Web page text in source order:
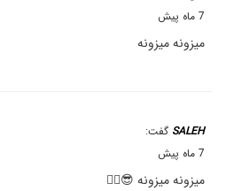
7 ماه پیش
میزونه میزونه
SALEH گفت:
7 ماه پیش
میزونه میزونه 😎👍🏻